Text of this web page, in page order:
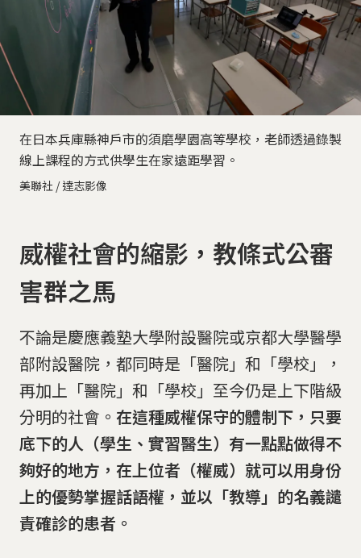
在日本兵庫縣神戶市的須磨學園高等學校，老師透過錄製
線上課程的方式供學生在家遠距學習。
美聯社 / 達志影像
威權社會的縮影，教條式公審
害群之馬
不論是慶應義塾大學附設醫院或京都大學醫學
部附設醫院，都同時是「醫院」和「學校」，
再加上「醫院」和「學校」至今仍是上下階級
分明的社會。 在這種威權保守的體制下，只要
底下的人（學生、實習醫生）有一點點做得不
夠好的地方，在上位者（權威）就可以用身份
上的優勢掌握話語權，並以「教導」的名義譴
責確診的患者。